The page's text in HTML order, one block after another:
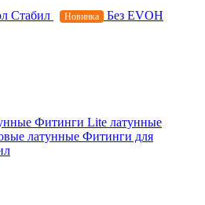
Стабил Новинка
Без EVOH
Фитинги Lite латунные
латунные Фитинги для